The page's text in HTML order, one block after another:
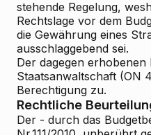
stehende Regelung,
Rechtslage vor dem
die Gewährung eines
ausschlaggebend sei.
Der dagegen erhobenen
Staatsanwaltschaft (ON
Berechtigung zu.
Rechtliche
Der - durch das